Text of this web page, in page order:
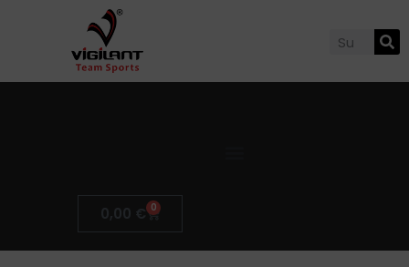
0,00 € 0